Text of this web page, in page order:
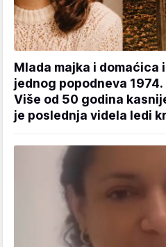
Mlada majka i domaćica
jednog popodneva
Više od 50 godina
je poslednja videla ledi